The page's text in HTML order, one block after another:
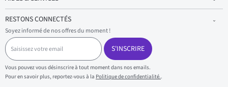
RESTONS CONNECTÉS
Soyez informé de nos offres du moment !
S
a
i
s
i
s
S'INSCRIRE
Vous pouvez vous désinscrire à tout moment dans nos emails.
Pour en savoir plus, reportez-vous à la Politique de confidentialité..